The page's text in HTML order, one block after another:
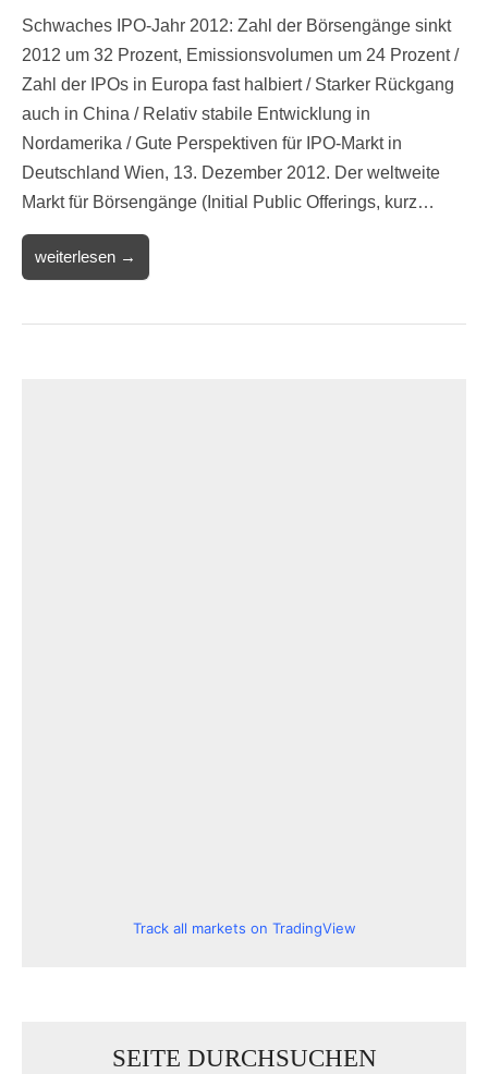
Schwaches IPO-Jahr 2012: Zahl der Börsengänge sinkt
2012 um 32 Prozent, Emissionsvolumen um 24 Prozent /
Zahl der IPOs in Europa fast halbiert / Starker Rückgang
auch in China / Relativ stabile Entwicklung in
Nordamerika / Gute Perspektiven für IPO-Markt in
Deutschland Wien, 13. Dezember 2012. Der weltweite
Markt für Börsengänge (Initial Public Offerings, kurz…
weiterlesen →
Track all markets on TradingView
SEITE DURCHSUCHEN